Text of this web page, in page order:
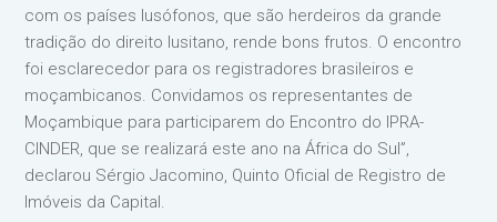
com os países lusófonos, que são herdeiros da grande
tradição do direito lusitano, rende bons frutos. O encontro
foi esclarecedor para os registradores brasileiros e
moçambicanos. Convidamos os representantes de
Moçambique para participarem do Encontro do IPRA-
CINDER, que se realizará este ano na África do Sul”,
declarou Sérgio Jacomino, Quinto Oficial de Registro de
Imóveis da Capital.